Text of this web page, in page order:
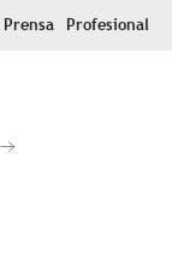
Prensa Profesional